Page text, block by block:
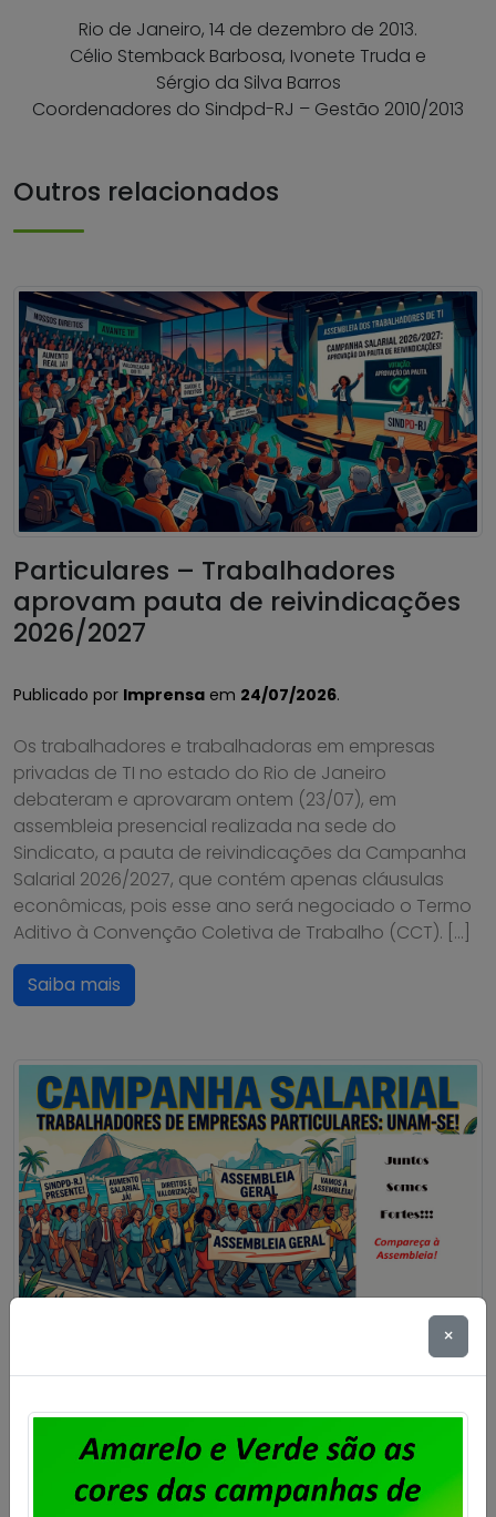
Rio de Janeiro, 14 de dezembro de 2013.
Célio Stemback Barbosa, Ivonete Truda e
Sérgio da Silva Barros
​Coordenadores do Sindpd-RJ – Gestão 2010/2013
Outros relacionados
Particulares – Trabalhadores
aprovam pauta de reivindicações
2026/2027
Publicado por Imprensa em 24/07/2026.
Os trabalhadores e trabalhadoras em empresas
privadas de TI no estado do Rio de Janeiro
debateram e aprovaram ontem (23/07), em
assembleia presencial realizada na sede do
Sindicato, a pauta de reivindicações da Campanha
Salarial 2026/2027, que contém apenas cláusulas
econômicas, pois esse ano será negociado o Termo
Aditivo à Convenção Coletiva de Trabalho (CCT). […]
Saiba mais
aprovação da Pauta de
Reivindicações 2026/2027
×